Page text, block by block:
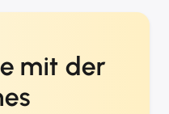
mit der